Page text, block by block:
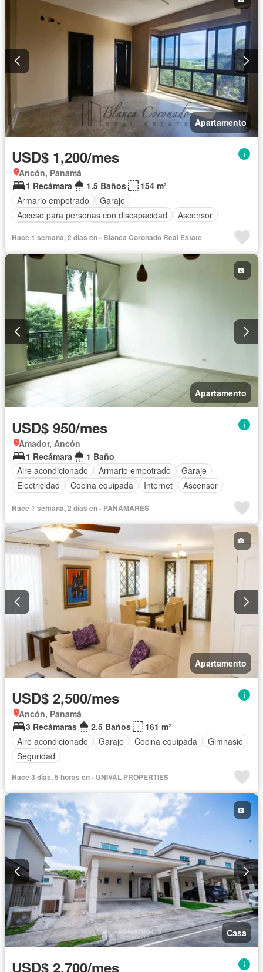
Apartamento
USD$ 1,200/mes
Ancón, Panamá
1 Recámara
1.5 Baños
154 m²
Armario empotrado
Garaje
Acceso para personas con discapacidad
Ascensor
Hace 1 semana, 2 días en - Blanca Coronado Real Estate
Apartamento
USD$ 950/mes
Amador, Ancón
1 Recámara
1 Baño
Aire acondicionado
Armario empotrado
Garaje
Electricidad
Cocina equipada Internet
Ascensor
Hace 1 semana, 2 días en - PANAMARES
Apartamento
USD$ 2,500/mes
Ancón, Panamá
3 Recámaras
2.5 Baños
161 m²
Aire acondicionado
Garaje Cocina equipada
Gimnasio
Seguridad
Hace 3 días, 5 horas en - UNIVAL PROPERTIES
Casa
USD$ 2,700/mes